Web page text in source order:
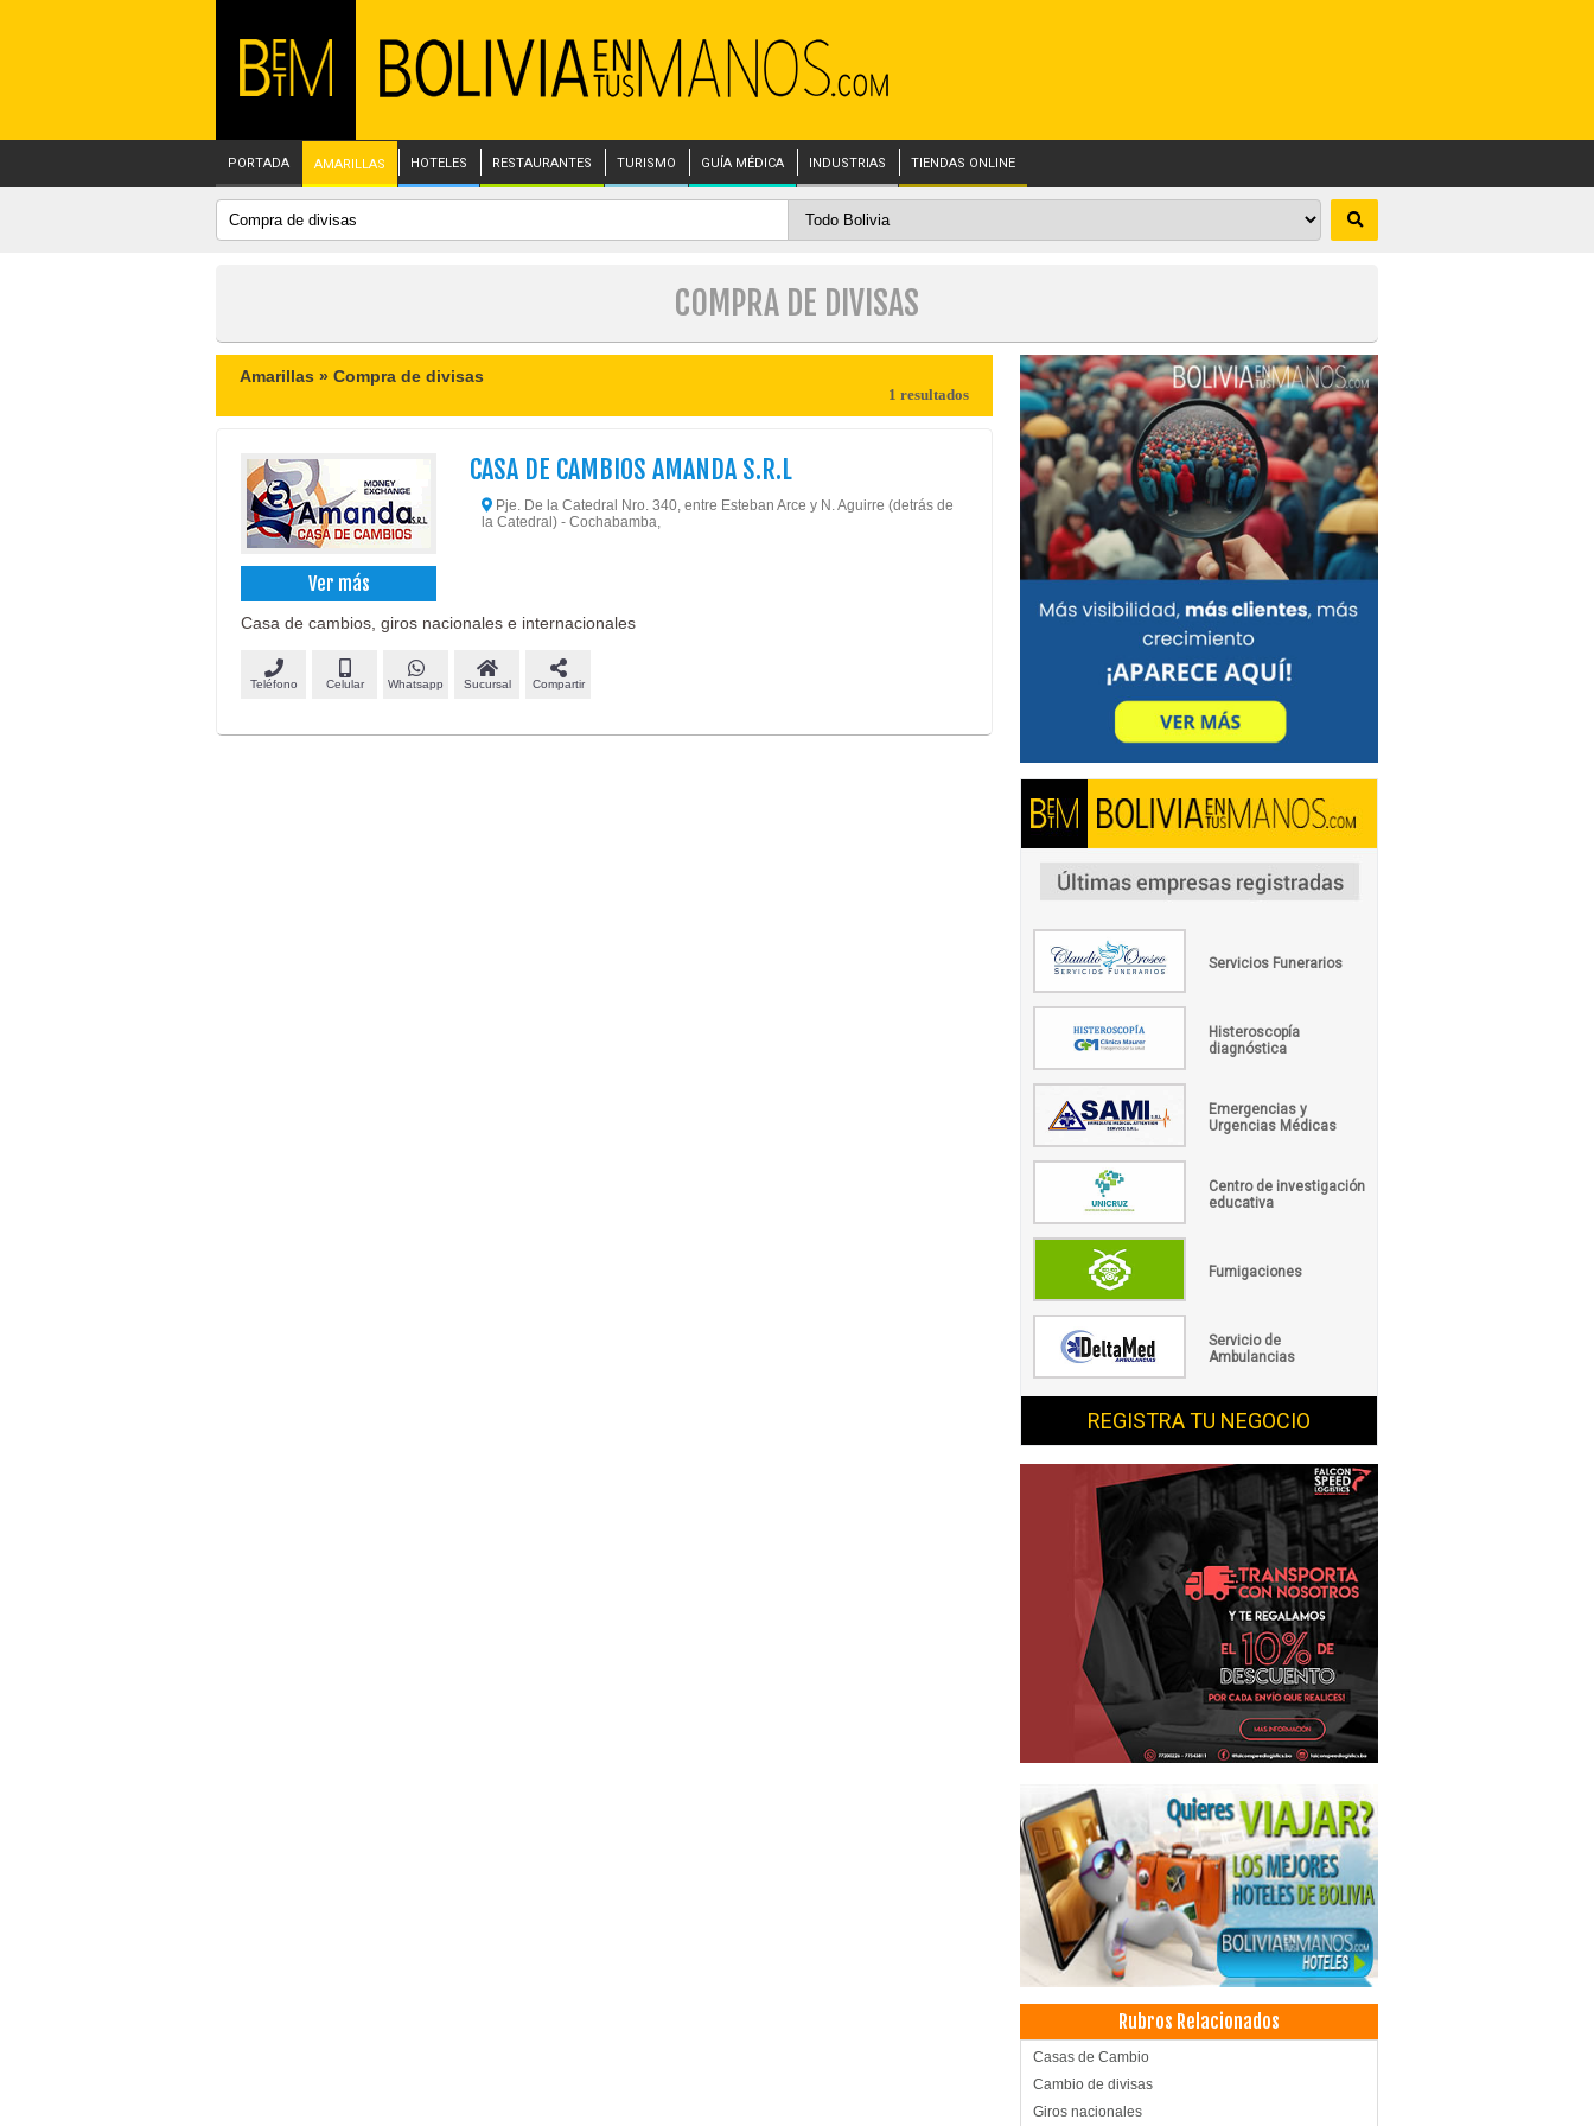
PORTADA AMARILLAS HOTELES RESTAURANTES TURISMO GUÍA MÉDICA INDUSTRIAS TIENDAS ONLINE
COMPRA DE DIVISAS
Amarillas » Compra de divisas
1 resultados
Ver más
CASA DE CAMBIOS AMANDA S.R.L
Pje. De la Catedral Nro. 340, entre Esteban Arce y N. Aguirre (detrás de
la Catedral) - Cochabamba,
Casa de cambios, giros nacionales e internacionales
Teléfono Celular Whatsapp Sucursal Compartir
Servicios Funerarios
Histeroscopía
diagnóstica
Emergencias y
Urgencias Médicas
Centro de investigación
educativa
Fumigaciones
Servicio de
Ambulancias
REGISTRA TU NEGOCIO
Rubros Relacionados
Casas de Cambio
Cambio de divisas
Giros nacionales